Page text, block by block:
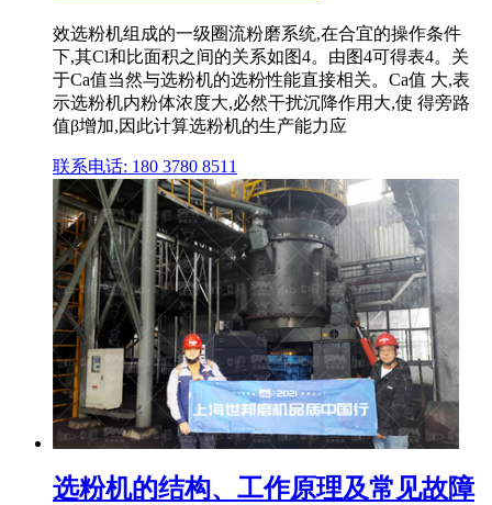
效选粉机组成的一级圈流粉磨系统,在合宜的操作条件
下,其Cl和比面积之间的关系如图4。由图4可得表4。关
于Ca值当然与选粉机的选粉性能直接相关。Ca值 大,表
示选粉机内粉体浓度大,必然干扰沉降作用大,使 得旁路
值β增加,因此计算选粉机的生产能力应
联系电话: 180 3780 8511
选粉机的结构、工作原理及常见故障